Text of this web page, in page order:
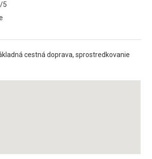
5
cestná doprava, sprostredkovanie